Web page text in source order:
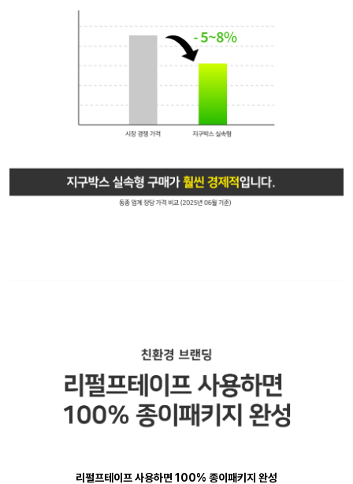
리펄프테이프 사용하면 100% 종이패키지 완성